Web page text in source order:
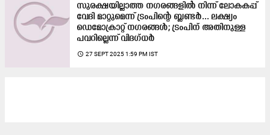
സുരക്ഷയില്ലാത്ത നഗരങ്ങളിൽ നിന്ന് ലോകകപ്പ്
വേദി മാറ്റുമെന്ന് ട്രംപിന്റെ ബ്ലണ്ടർ... ലക്ഷ്യം
ഡെമോക്രാറ്റ് നഗരങ്ങൾ; ട്രംപിന് അതിനുള്ള
പവറില്ലെന്ന് വിദഗ്ധർ
access_time 27 SEPT 2025 1:59 PM IST